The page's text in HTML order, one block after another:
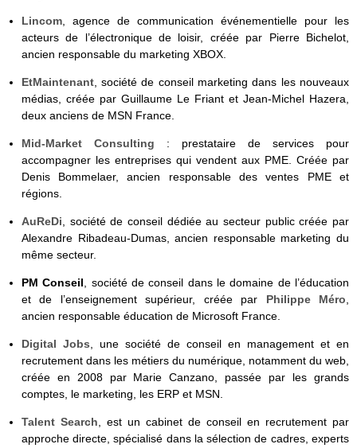
Lincom, agence de communication événementielle pour les
acteurs de l’électronique de loisir, créée par Pierre Bichelot,
ancien responsable du marketing XBOX.
EtMaintenant, société de conseil marketing dans les nouveaux
médias, créée par Guillaume Le Friant et Jean-Michel Hazera,
deux anciens de MSN France.
Mid-Market Consulting : prestataire de services pour
accompagner les entreprises qui vendent aux PME. Créée par
Denis Bommelaer, ancien responsable des ventes PME et
régions.
AuReDi , société de conseil dédiée au secteur public créée par
Alexandre Ribadeau-Dumas, ancien responsable marketing du
même secteur.
PM Conseil , société de conseil dans le domaine de l’éducation
et de l’enseignement supérieur, créée par Philippe Méro
ancien responsable éducation de Microsoft France.
Digital Jobs , une société de conseil en management et en
recrutement dans les métiers du numérique, notamment du web,
créée en 2008 par Marie Canzano, passée par les grands
comptes, le marketing, les ERP et MSN.
Talent Search , est un cabinet de conseil en recrutement par
approche directe, spécialisé dans la sélection de cadres, experts